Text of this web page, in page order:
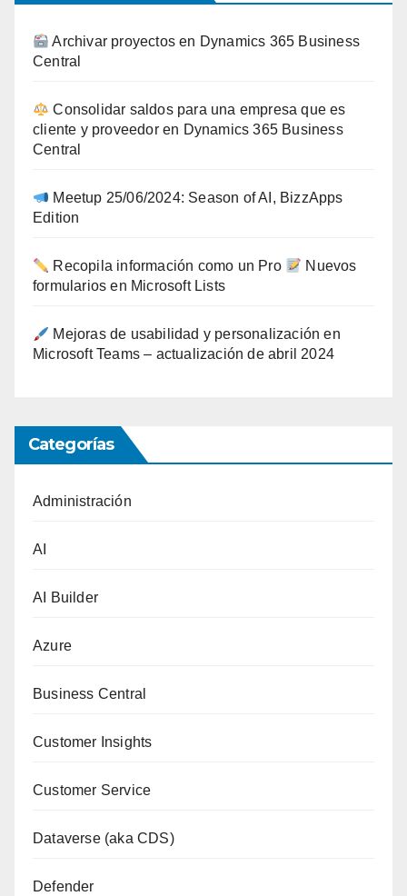
Archivar proyectos en Dynamics 365 Business
Central
Consolidar saldos para una empresa que es
cliente y proveedor en Dynamics 365 Business
Central
Meetup 25/06/2024: Season of AI, BizzApps
Edition
Recopila información como un Pro
Nuevos
formularios en Microsoft Lists
Mejoras de usabilidad y personalización en
Microsoft Teams – actualización de abril 2024
Categorías
Administración
AI
AI Builder
Azure
Business Central
Customer Insights
Customer Service
Dataverse (aka CDS)
Defender